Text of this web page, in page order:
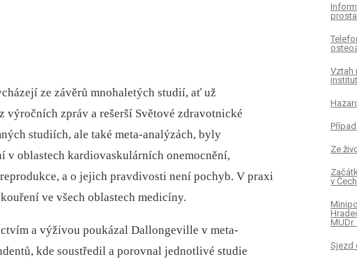
ze závěrů mnohaletých studií, ať už
výročních zpráv a rešerší Světové zdravotnické
studiích, ale také meta-analýzách, byly
v oblastech kardiovaskulárních onemocnění,
a o jejich pravdivosti není pochyb. V praxi
ve všech oblastech medicíny.
a výživou poukázal Dallongeville v meta-
kde soustředil a porovnal jednotlivé studie
Vztah
Ze
v
Sjezd